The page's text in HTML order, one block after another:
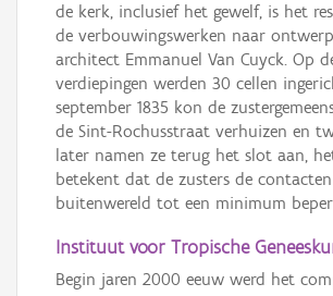
de kerk, inclusief het gewelf, is het
de verbouwingswerken naar
architect Emmanuel Van Cuyck. Op
verdiepingen werden 30 cellen
september 1835 kon de
de Sint-Rochusstraat verhuizen en
later namen ze terug het slot aan,
betekent dat de zusters de
buitenwereld tot een minimum
Instituut voor Tropische
Begin jaren 2000 eeuw werd het